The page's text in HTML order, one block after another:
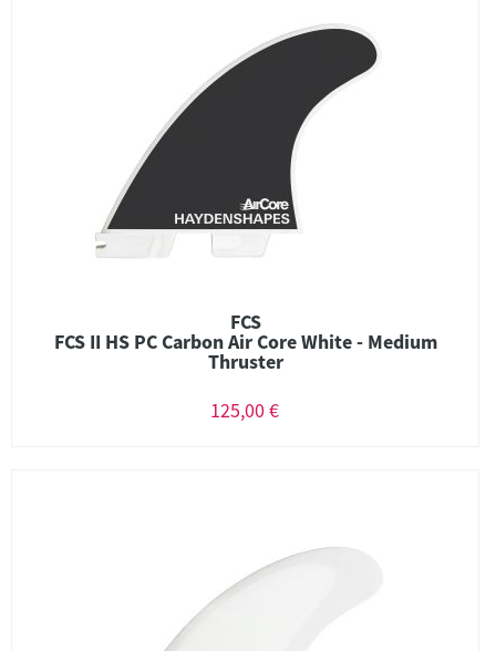
FCS
FCS II HS PC Carbon Air Core White - Medium
Thruster
125,00 €